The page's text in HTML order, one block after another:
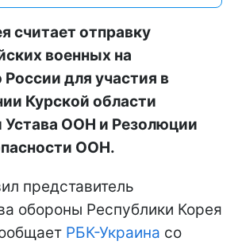
считает отправку
военных на
для участия в
Курской области
ООН и Резолюции
ООН.
представитель
обороны Республики Корея
РБК-Украина со